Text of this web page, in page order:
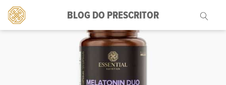
BLOG DO PRESCRITOR
Pesquisar
por: